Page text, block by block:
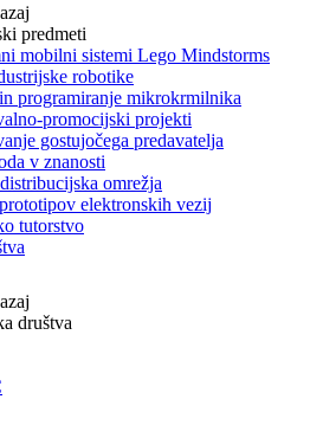
predmeti
mobilni sistemi Lego Mindstorms
robotike
programiranje mikrokrmilnika
promocijski projekti
gostujočega predavatelja
v znanosti
omrežja
elektronskih vezij
tutorstvo
društva